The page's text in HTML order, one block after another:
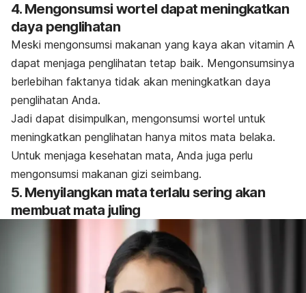
4. Mengonsumsi wortel dapat meningkatkan
daya penglihatan
Meski mengonsumsi makanan yang kaya akan vitamin A
dapat menjaga penglihatan tetap baik. Mengonsumsinya
berlebihan faktanya tidak akan meningkatkan daya
penglihatan Anda.
Jadi dapat disimpulkan, mengonsumsi wortel untuk
meningkatkan penglihatan hanya mitos mata belaka.
Untuk menjaga kesehatan mata, Anda juga perlu
mengonsumsi makanan gizi seimbang.
5. Menyilangkan mata terlalu sering akan
membuat mata juling